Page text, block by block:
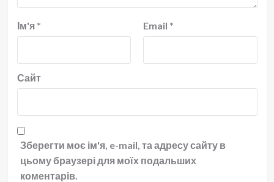
Ім'я * Email *
Сайт
Зберегти моє ім'я, e-mail, та адресу сайту в
цьому браузері для моїх подальших
коментарів.